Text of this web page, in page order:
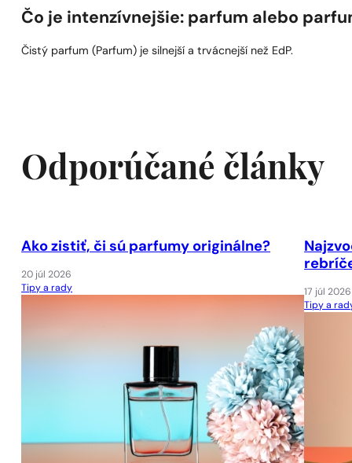
Čo je intenzívnejšie: parfum alebo
Čistý parfum (Parfum) je silnejší a trvácnejší než EdP.
Odporúčané články
Ako zistiť, či sú parfumy originálne?
20 júl 2026
Tipy a rady
17 júl 2026
Tipy a